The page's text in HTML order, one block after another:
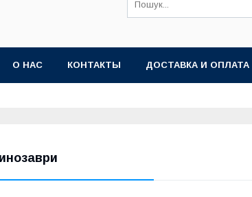
О НАС КОНТАКТЫ ДОСТАВКА И ОПЛАТА